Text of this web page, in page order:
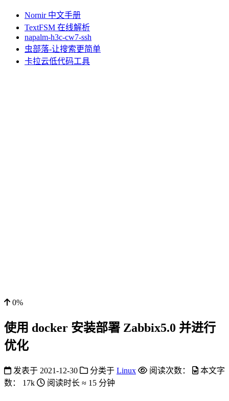
Nornir 中文手册
TextFSM 在线解析
napalm-h3c-cw7-ssh
虫部落-让搜索更简单
卡拉云低代码工具
0%
使用 docker 安装部署 Zabbix5.0 并进行
优化
发表于 2021-12-30 分类于 Linux 阅读次数：
本文字
数：
17k 阅读时长 ≈ 15 分钟